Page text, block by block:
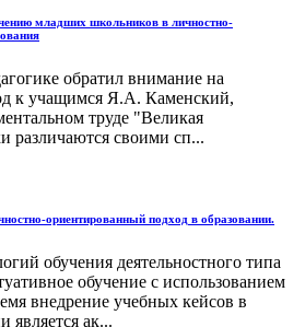
младших школьников в личностно-
обратил внимание на
к учащимся Я.А. Каменский,
труде "Великая
различаются своими сп...
ориентированный подход в образовании.
обучения деятельностного типа
обучение с использованием
внедрение учебных кейсов в
является ак...